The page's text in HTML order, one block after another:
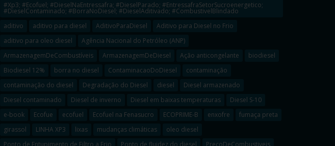
#Xp3; #Ecofuel; #DieselNaEntressafra; #DieselParado; #EntressafraSetorSucroenergetico;
#DieselContaminado; #BorraNoDiesel; #DieselAditivado; #CombustivelBlindado
aditivo
aditivo para diesel AditivoParaDiesel
Aditivo para Diesel no Frio
aditivo para oleo diesel
Agência Nacional do Petróleo (ANP)
ArmazenagemDeCombustíveis
ArmazenagemDeDiesel Ação anticongelante
biodiesel
Biodiesel 12%
borra no diesel ContaminacaoDoDiesel
contaminação
contaminação do diesel
Degradação do Diesel diesel
Diesel armazenado
Diesel contaminado
Diesel de inverno Diesel em baixas temperaturas
Diesel S-10
e-book
Ecofue ecofuel Ecofuel na Fenasucro ECOPRIME-B enxofre
fumaça preta
girassol
LINHA XP3 lixas mudanças climáticas
oleo diesel
Ponto de Entupimento de Filtro a Frio
Ponto de fluidez do diesel PrecoDeCombustiveis